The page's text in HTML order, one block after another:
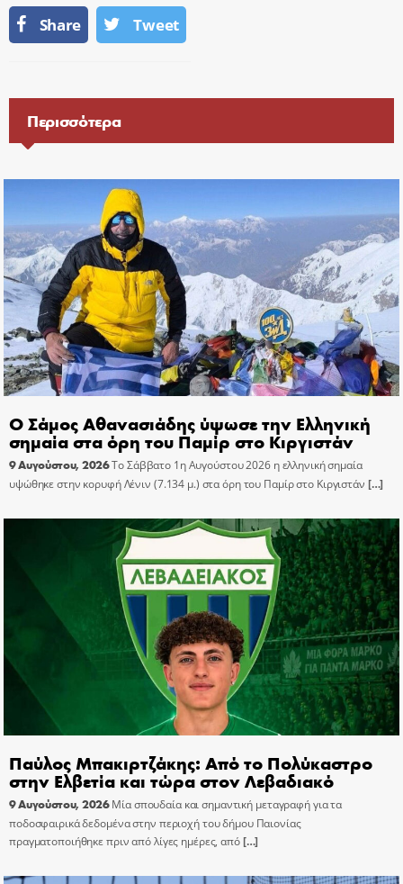
Share Tweet
Περισσότερα
Ο Σάμος Αθανασιάδης ύψωσε την Ελληνική
σημαία στα όρη του Παμίρ στο Κιργιστάν
9 Αυγούστου, 2026Το Σάββατο 1η Αυγούστου 2026 η ελληνική σημαία
υψώθηκε στην κορυφή Λένιν (7.134 μ.) στα όρη του Παμίρ στο Κιργιστάν […]
Παύλος Μπακιρτζάκης: Από το Πολύκαστρο
στην Ελβετία και τώρα στον Λεβαδιακό
9 Αυγούστου, 2026 Μία σπουδαία και σημαντική μεταγραφή για τα
ποδοσφαιρικά δεδομένα στην περιοχή του δήμου Παιονίας
πραγματοποιήθηκε πριν από λίγες ημέρες, από[…]